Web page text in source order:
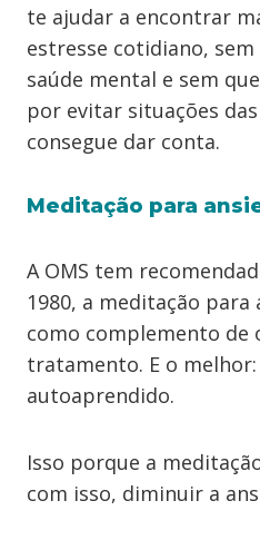
te ajudar a encontrar
estresse cotidiano, sem
saúde mental e sem
por evitar situações
consegue dar conta.
Meditação para
A OMS tem
1980, a meditação para
como complemento de
tratamento. E o
autoaprendido.
Isso porque a
com isso, diminuir a